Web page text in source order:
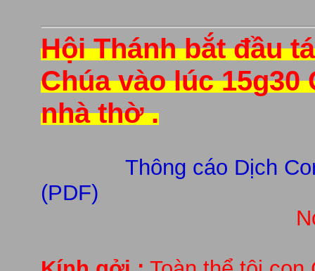
Hội Thánh bắt đầu
Chúa vào lúc 15g30
nhà thờ.
Thông cáo Dịch
(PDF)